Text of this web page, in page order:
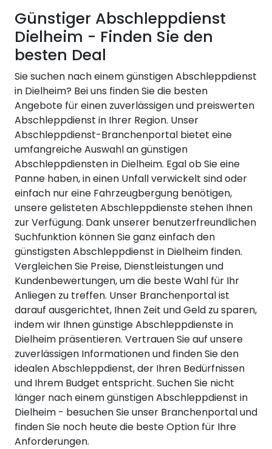
Günstiger Abschleppdienst
Dielheim - Finden Sie den
besten Deal
Sie suchen nach einem günstigen Abschleppdienst
in Dielheim? Bei uns finden Sie die besten
Angebote für einen zuverlässigen und preiswerten
Abschleppdienst in Ihrer Region. Unser
Abschleppdienst-Branchenportal bietet eine
umfangreiche Auswahl an günstigen
Abschleppdiensten in Dielheim. Egal ob Sie eine
Panne haben, in einen Unfall verwickelt sind oder
einfach nur eine Fahrzeugbergung benötigen,
unsere gelisteten Abschleppdienste stehen Ihnen
zur Verfügung. Dank unserer benutzerfreundlichen
Suchfunktion können Sie ganz einfach den
günstigsten Abschleppdienst in Dielheim finden.
Vergleichen Sie Preise, Dienstleistungen und
Kundenbewertungen, um die beste Wahl für Ihr
Anliegen zu treffen. Unser Branchenportal ist
darauf ausgerichtet, Ihnen Zeit und Geld zu sparen,
indem wir Ihnen günstige Abschleppdienste in
Dielheim präsentieren. Vertrauen Sie auf unsere
zuverlässigen Informationen und finden Sie den
idealen Abschleppdienst, der Ihren Bedürfnissen
und Ihrem Budget entspricht. Suchen Sie nicht
länger nach einem günstigen Abschleppdienst in
Dielheim - besuchen Sie unser Branchenportal und
finden Sie noch heute die beste Option für Ihre
Anforderungen.